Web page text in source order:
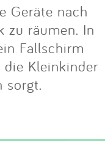
Geräte nach
zu räumen. In
Fallschirm
Kleinkinder
sorgt.